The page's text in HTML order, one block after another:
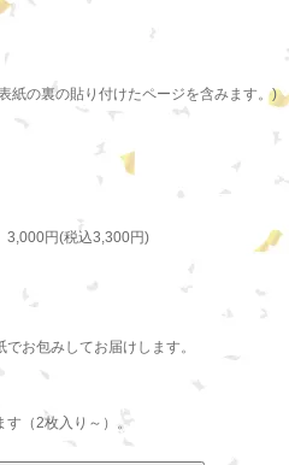
紙の裏の貼り付けたページを含みます。)
円(税込3,300円)
お包みしてお届けします。
す（2枚入り～）。